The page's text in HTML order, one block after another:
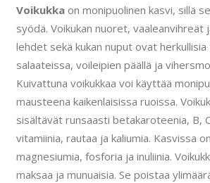
Voikukkaon monipuolinen kasvi, sillä
syödä. Voikukan nuoret, vaaleanvihreät
lehdet sekä kukan nuput ovat
salaateissa, voileipien päällä ja
Kuivattuna voikukkaa voi käyttää
mausteena kaikenlaisissa ruoissa.
sisältävät runsaasti betakaroteenia, B,
vitamiinia, rautaa ja kaliumia. Kasvissa
magnesiumia, fosforia ja inuliinia.
maksaa ja munuaisia. Se poistaa